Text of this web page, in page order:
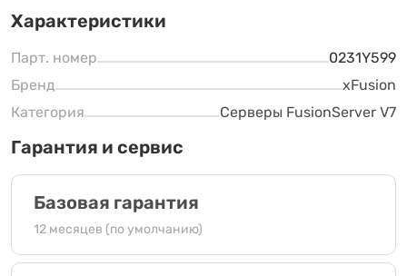
Характеристики
Парт. номер
0231Y599
Бренд
xFusion
Категория
Серверы FusionServer V7
Гарантия и сервис
Базовая гарантия
12 месяцев (по умолчанию)